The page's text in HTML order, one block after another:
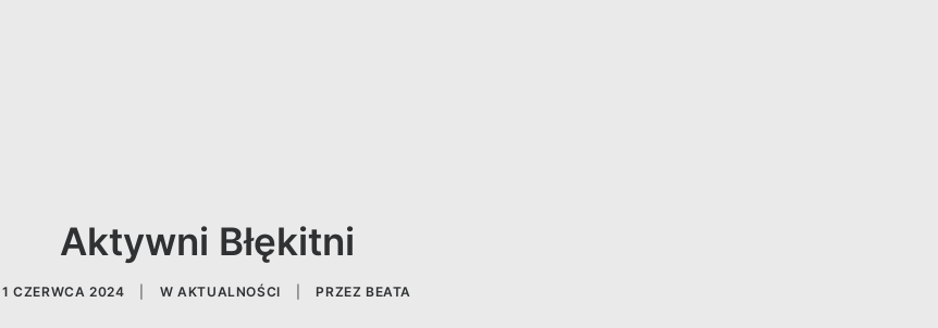
Aktywni Błękitni
1 CZERWCA 2024 WAKTUALNOŚCI PRZEZBEATA